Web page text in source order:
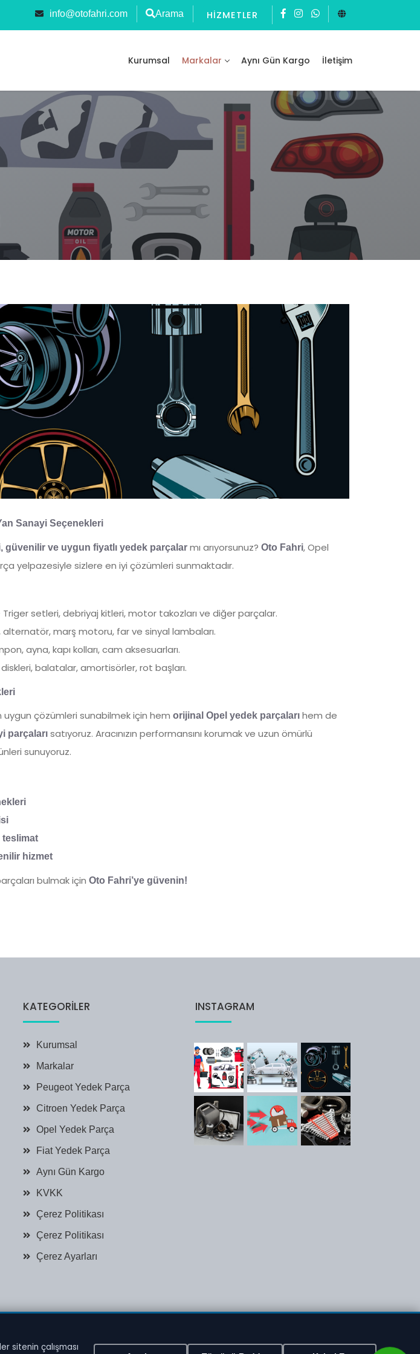
info@otofahri.com Arama HIZMETLER
Kurumsal Markalar Aynı Gün Kargo İletişim
Sanayi Seçenekleri
güvenilir ve uygun fiyatlı yedek parçalar mı arıyorsunuz? Oto Fahri, Opel
yelpazesiyle sizlere en iyi çözümleri sunmaktadır.
Triger setleri, debriyaj kitleri, motor takozları ve diğer parçalar.
alternatör, marş motoru, far ve sinyal lambaları.
ayna, kapı kolları, cam aksesuarları.
diskleri, balatalar, amortisörler, rot başları.
uygun çözümleri sunabilmek için hem orijinal Opel yedek parçaları hem de
parçaları satıyoruz. Aracınızın performansını korumak ve uzun ömürlü
sunuyoruz.
teslimat
hizmet
bulmak için Oto Fahri’ye güvenin!
KATEGORILER
Kurumsal
Markalar
Peugeot Yedek Parça
Citroen Yedek Parça
Opel Yedek Parça
Fiat Yedek Parça
Aynı Gün Kargo
KVKK
Çerez Politikası
Çerez Politikası
Çerez Ayarları
INSTAGRAM
sitenin çalışması